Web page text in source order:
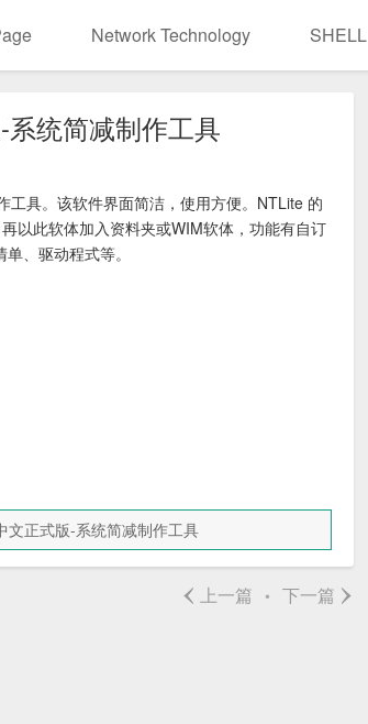
Network Technology SHELL
统简减制作工具
具。该软件界面简洁，使用方便。NTLite 的
以此软体加入资料夹或WIM软体，功能有自订
、驱动程式等。
文正式版-系统简减制作工具
‹ 上一篇 • 下一篇 ›